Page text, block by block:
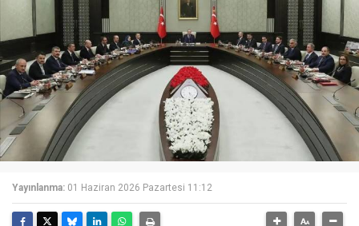
Yayınlanma: 01 Haziran 2026 Pazartesi 11:12